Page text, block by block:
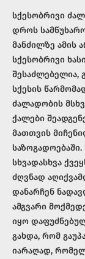
სქესობრივი
დროს
მანძილზე ამის
სქესობრივი
შესაძლებელია,
სქესის
ძალადობის
ქალები
მათთვის
საზოგადოებაში.
სხვადასხვა
ძღვნად
დანარჩენ
ამგვარი
იყო
გახდა, რომ
იარაღად,